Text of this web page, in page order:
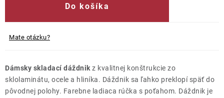
Do košíka
Mate otázku?
Dámsky skladací dáždnik z kvalitnej konštrukcie zo
sklolaminátu, ocele a hliníka. Dáždnik sa ľahko preklopí späť do
pôvodnej polohy. Farebne ladiaca rúčka s poťahom. Dáždnik je